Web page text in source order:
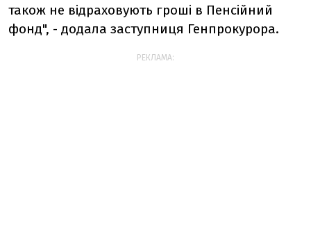
також не відраховують гроші в Пенсійний
фонд", - додала заступниця Генпрокурора.
РЕКЛАМА: